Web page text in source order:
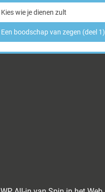
Kies wie je dienen zult
Een boodschap van zegen (deel 1)